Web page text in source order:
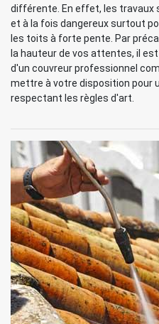
différente. En effet, les
et à la fois dangereux surtout
les toits à forte pente. Par
la hauteur de vos attentes, il
d'un couvreur professionnel
mettre à votre disposition pour
respectant les règles d'art.